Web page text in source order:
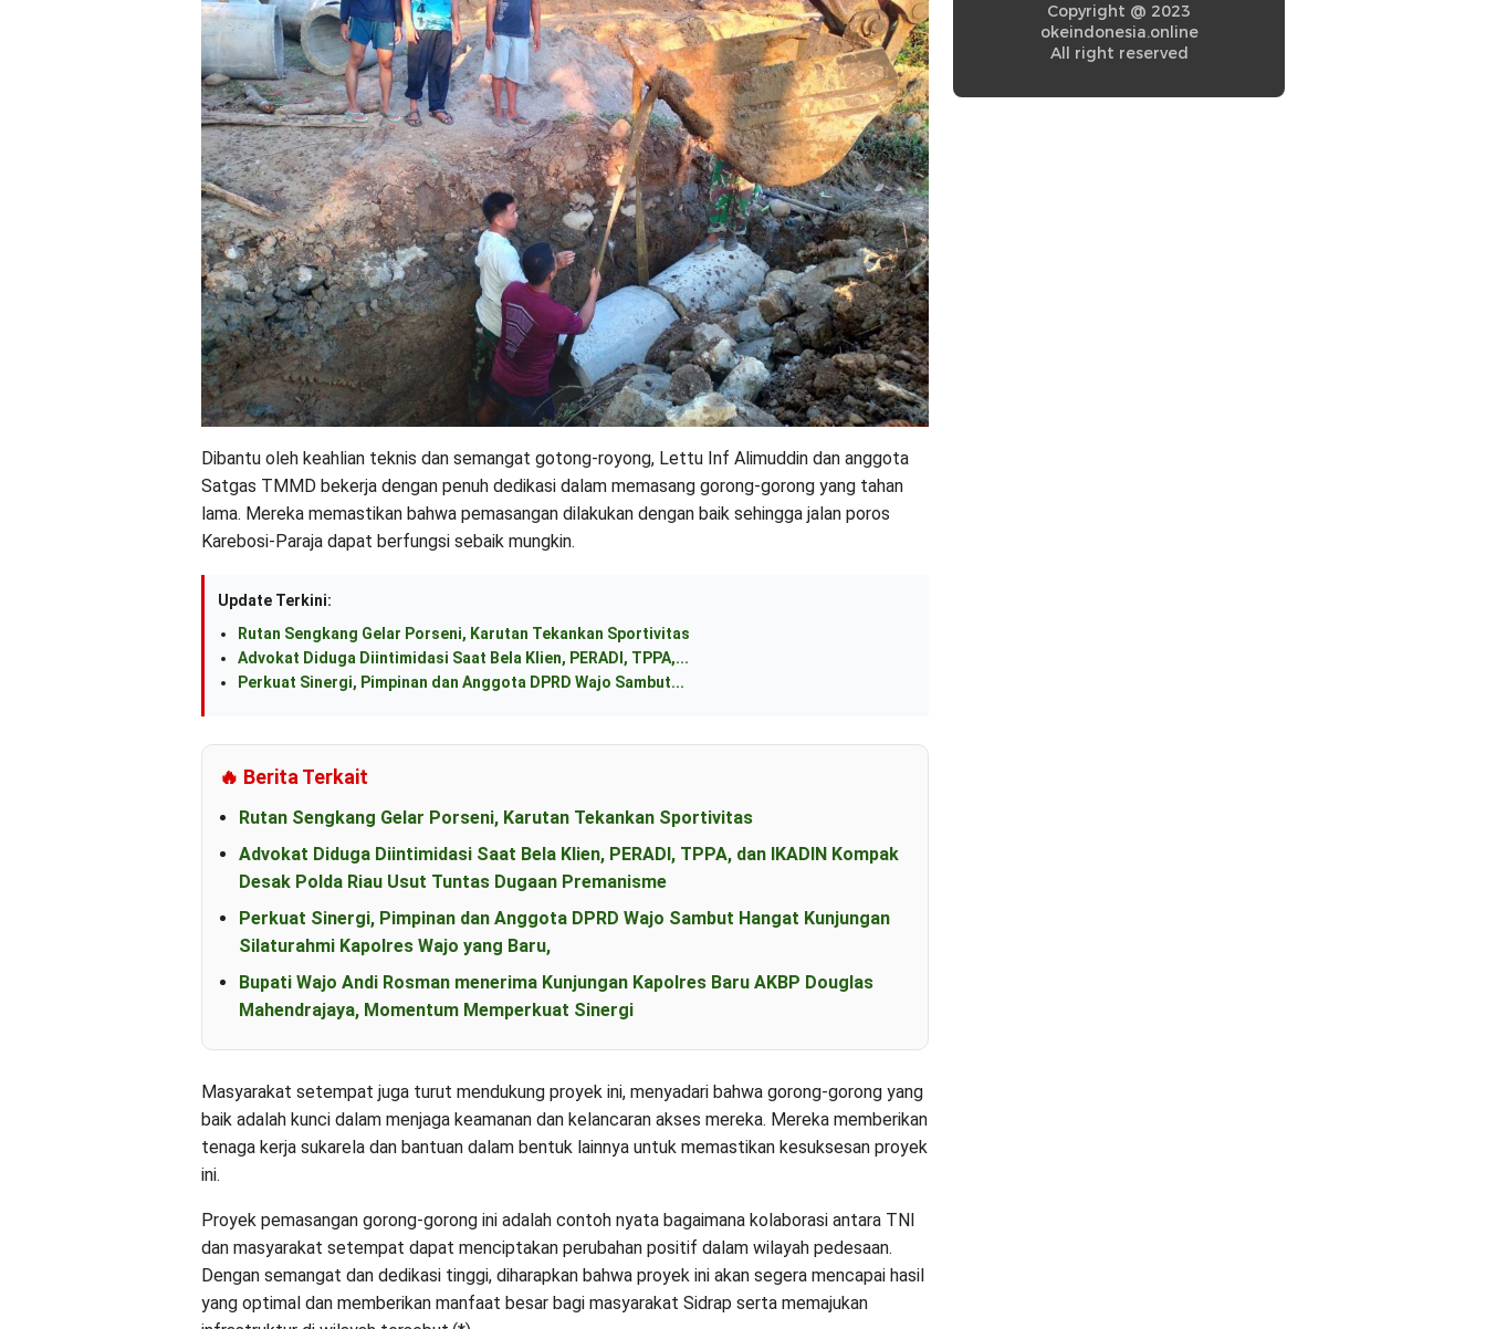
Dibantu oleh keahlian teknis dan semangat gotong-royong, Lettu Inf Alimuddin dan anggota
Satgas TMMD bekerja dengan penuh dedikasi dalam memasang gorong-gorong yang tahan
lama. Mereka memastikan bahwa pemasangan dilakukan dengan baik sehingga jalan poros
Karebosi-Paraja dapat berfungsi sebaik mungkin.
Update Terkini:
Rutan Sengkang Gelar Porseni, Karutan Tekankan Sportivitas
Advokat Diduga Diintimidasi Saat Bela Klien, PERADI, TPPA,...
Perkuat Sinergi, Pimpinan dan Anggota DPRD Wajo Sambut...
🔥 Berita Terkait
Rutan Sengkang Gelar Porseni, Karutan Tekankan Sportivitas
Advokat Diduga Diintimidasi Saat Bela Klien, PERADI, TPPA, dan IKADIN Kompak
Desak Polda Riau Usut Tuntas Dugaan Premanisme
Perkuat Sinergi, Pimpinan dan Anggota DPRD Wajo Sambut Hangat Kunjungan
Silaturahmi Kapolres Wajo yang Baru,
Bupati Wajo Andi Rosman menerima Kunjungan Kapolres Baru AKBP Douglas
Mahendrajaya, Momentum Memperkuat Sinergi
Masyarakat setempat juga turut mendukung proyek ini, menyadari bahwa gorong-gorong yang
baik adalah kunci dalam menjaga keamanan dan kelancaran akses mereka. Mereka memberikan
tenaga kerja sukarela dan bantuan dalam bentuk lainnya untuk memastikan kesuksesan proyek
ini.
Proyek pemasangan gorong-gorong ini adalah contoh nyata bagaimana kolaborasi antara TNI
dan masyarakat setempat dapat menciptakan perubahan positif dalam wilayah pedesaan.
Dengan semangat dan dedikasi tinggi, diharapkan bahwa proyek ini akan segera mencapai hasil
yang optimal dan memberikan manfaat besar bagi masyarakat Sidrap serta memajukan
Copyright @ 2023
okeindonesia.online
All right reserved